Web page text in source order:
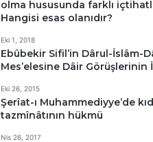
olma hususunda farklı
Hangisi esas olanıdır?
Eki 1, 2018
Ebûbekir Sifil’in Dârul-İslâm-
Mes’elesine Dâir Görüşlerinin
Eki 26, 2015
Şerîat-ı Muhammediyye’de
tazmînâtının hükmü
Nis 26, 2017